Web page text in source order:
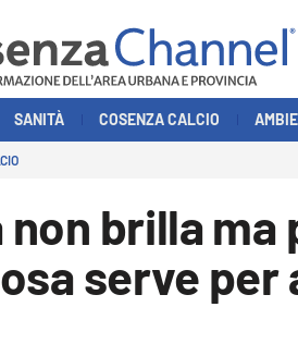
SANITÀ COSENZA CALCIO
non brilla ma
serve per